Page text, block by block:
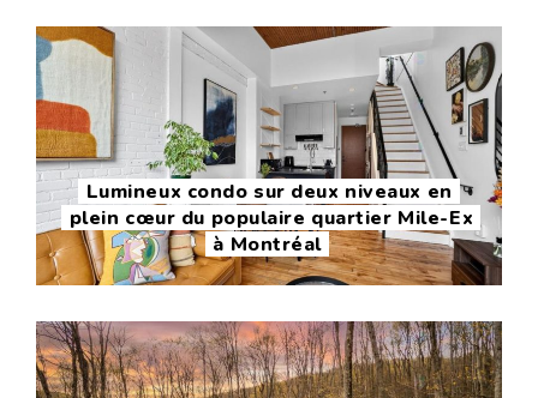
Lumineux condo sur deux niveaux en
plein cœur du populaire quartier Mile-Ex
à Montréal